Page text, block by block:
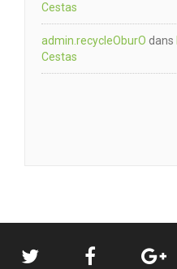
Cestas
admin.recycleOburO dans
Cestas